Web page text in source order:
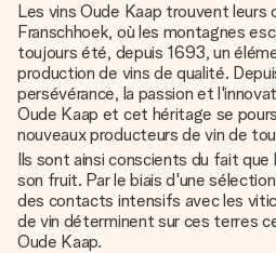
Les vins Oude Kaap trouvent leurs
Franschhoek, où les montagnes
toujours été, depuis 1693, un
production de vins de qualité.
persévérance, la passion et
Oude Kaap et cet héritage se
nouveaux producteurs de vin de
Ils sont ainsi conscients du fait
son fruit. Par le biais d'une
des contacts intensifs avec les
de vin déterminent sur ces terres
Oude Kaap.